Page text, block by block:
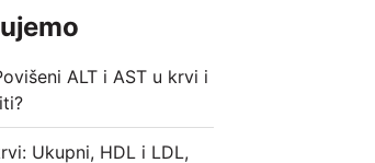
ALT i AST u krvi i
Ukupni, HDL i LDL,